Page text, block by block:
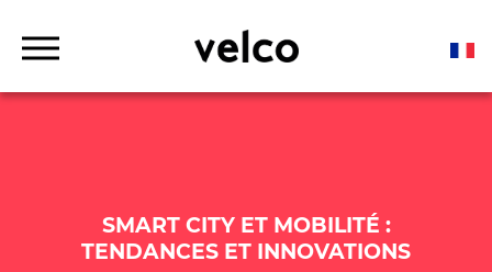
t VELCO
Solutions connectées pour l'industrie du vélo électrique
D
p
SMART CITY ET MOBILITÉ :
TENDANCES ET INNOVATIONS